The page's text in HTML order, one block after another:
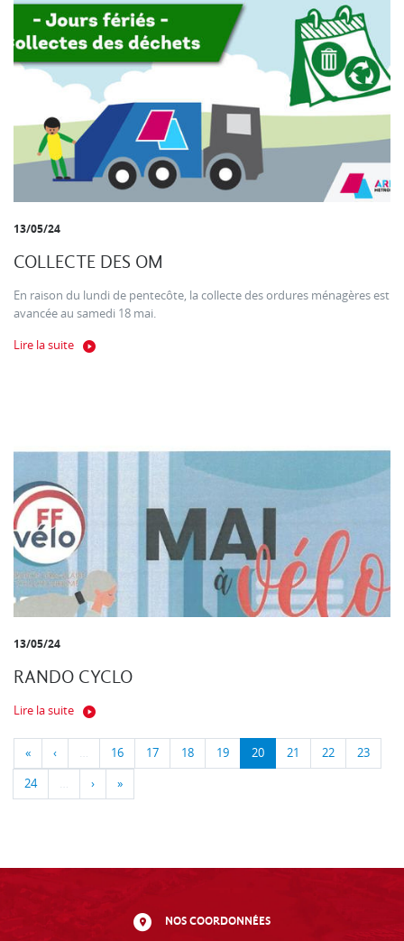
13/05/24
COLLECTE DES OM
En raison du lundi de pentecôte, la collecte des ordures ménagères est
avancée au samedi 18 mai.
Lire la suite
13/05/24
RANDO CYCLO
Lire la suite
« ‹ … 16 17 18 19 20 21 22 23
24 … › »
NOS COORDONNÉES